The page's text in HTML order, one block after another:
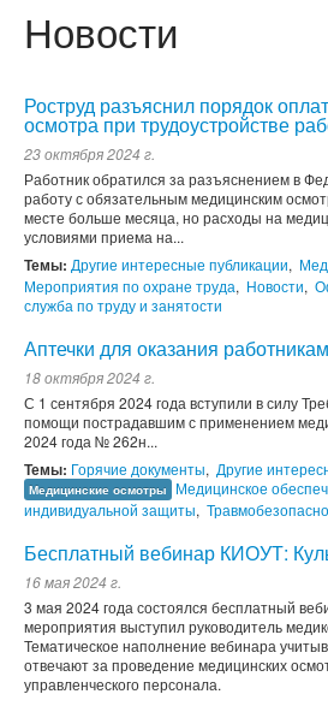
Новости
Роструд разъяснил порядок
осмотра при трудоустройстве
23 октября 2024 г.
Работник обратился за разъяснением в
работу с обязательным медицинским
месте больше месяца, но расходы на
условиями приема на...
Темы: Другие интересные публикации,
Мероприятия по охране труда, Новости,
служба по труду и занятости
Аптечки для оказания
18 октября 2024 г.
С 1 сентября 2024 года вступили в силу
помощи пострадавшим с применением
2024 года № 262н...
Темы: Горячие документы, Другие
Медицинские осмотры Медицинское
индивидуальной защиты,
Бесплатный вебинар КИОУТ:
16 мая 2024 г.
3 мая 2024 года состоялся бесплатный
мероприятия выступил руководитель
Тематическое наполнение вебинара
отвечают за проведение медицинских
управленческого персонала.